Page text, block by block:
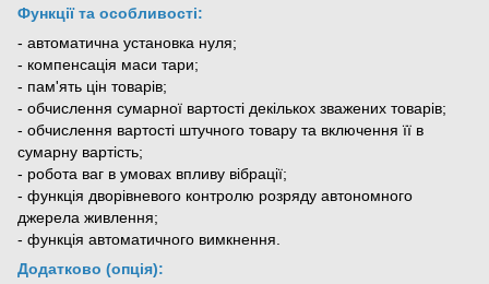
Функції та особливості:
- автоматична установка нуля;
- компенсація маси тари;
- пам'ять цін товарів;
- обчислення сумарної вартості декількох зважених товарів;
- обчислення вартості штучного товару та включення її в
сумарну вартість;
- робота ваг в умовах впливу вібрації;
- функція дворівневого контролю розряду автономного
джерела живлення;
- функція автоматичного вимкнення.
Додатково (опція):